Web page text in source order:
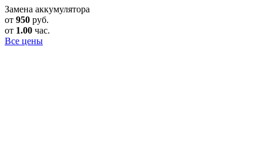
Замена аккумулятора
от 950 руб.
от 1.00 час.
Все цены